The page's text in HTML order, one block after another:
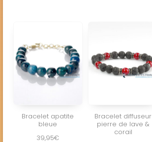
Bracelet apatite
bleue
39,95€
Bracelet diffuseur
pierre de lave &
corail